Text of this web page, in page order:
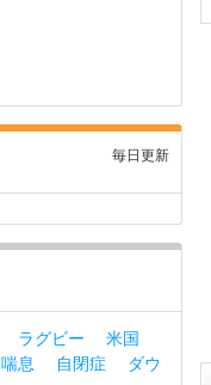
毎日更新
ラグビー
米国
喘息 自閉症
ダウ